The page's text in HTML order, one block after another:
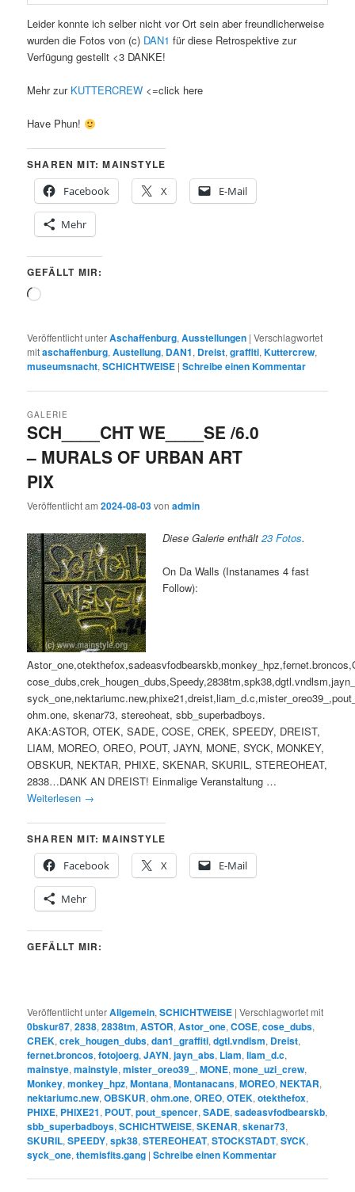
Leider konnte ich selber nicht vor Ort sein aber freundlicherweise
wurden die Fotos von (c) DAN1 für diese Retrospektive zur
Verfügung gestellt <3 DANKE!
Mehr zur KUTTERCREW <=click here
Have Phun!
SHAREN MIT: MAINSTYLE
Facebook
X E-Mail
Mehr
GEFÄLLT MIR:
Wird
Veröffentlicht unterAschaffenburg,Ausstellungen |Verschlagwortet
mitaschaffenburg,Austellung, DAN1, Dreist,graffiti,Kuttercrew,
museumsnacht,SCHICHTWEISE |Schreibe einen Kommentar
SCH____CHT WE____SE /6.0
– MURALS OF URBAN ART
PIX
GALERIE
Veröffentlicht am2024-08-03vonadmin
Diese Galerie enthält23 Fotos.
On Da Walls (Instanames 4 fast
Follow):
ohm.one, skenar73, stereoheat, sbb_superbadboys.
AKA:ASTOR, OTEK, SADE, COSE, CREK, SPEEDY, DREIST,
LIAM, MOREO, OREO, POUT, JAYN, MONE, SYCK, MONKEY,
OBSKUR, NEKTAR, PHIXE, SKENAR, SKURIL, STEREOHEAT,
2838…DANK AN DREIST! Einmalige Veranstaltung …
Weiterlesen →
SHAREN MIT: MAINSTYLE
Facebook
X E-Mail
Mehr
GEFÄLLT MIR:
Veröffentlicht unterAllgemein,SCHICHTWEISE |Verschlagwortet mit
0bskur87,2838,2838tm,ASTOR,Astor_one,COSE,cose_dubs,
CREK,crek_hougen_dubs,dan1_graffiti,dgtl.vndlsm, Dreist,
fernet.broncos,fotojoerg,JAYN,jayn_abs, Liam,liam_d.c,
mainstye,mainstyle,mister_oreo39_ ,MONE,mone_uzi_crew,
Monkey,monkey_hpz,Montana,Montanacans,MOREO,NEKTAR,
nektariumc.new,OBSKUR,ohm.one,OREO,OTEK,otekthefox,
PHIXE, PHIXE21, POUT,pout_spencer,SADE,sadeasvfodbearskb,
sbb_superbadboys,SCHICHTWEISE,SKENAR,skenar73,
SKURIL,SPEEDY,spk38,STEREOHEAT,STOCKSTADT,SYCK,
syck_one,themisfits.gang |Schreibe einen Kommentar